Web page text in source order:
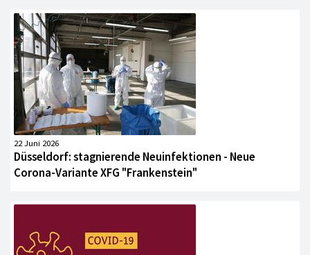
22 Juni 2026
Düsseldorf: stagnierende Neuinfektionen - Neue
Corona-Variante XFG "Frankenstein"